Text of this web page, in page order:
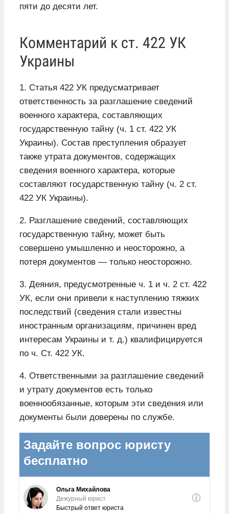
пяти до десяти лет.
Комментарий к ст. 422 УК
Украины
1. Статья 422 УК предусматривает
ответственность за разглашение сведений
военного характера, составляющих
государственную тайну (ч. 1 ст. 422 УК
Украины). Состав преступления образует
также утрата документов, содержащих
сведения военного характера, которые
составляют государственную тайну (ч. 2 ст.
422 УК Украины).
2. Разглашение сведений, составляющих
государственную тайну, может быть
совершено умышленно и неосторожно, а
потеря документов — только неосторожно.
3. Деяния, предусмотренные ч. 1 и ч. 2 ст. 422
УК, если они привели к наступлению тяжких
последствий (сведения стали известны
иностранным организациям, причинен вред
интересам Украины и т. д.) квалифицируется
по ч. Ст. 422 УК.
4. Ответственными за разглашение сведений
и утрату документов есть только
военнообязанные, которым эти сведения или
документы были доверены по службе.